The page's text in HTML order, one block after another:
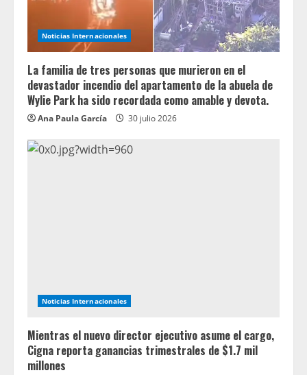
Noticias Internacionales
La familia de tres personas que murieron en el
devastador incendio del apartamento de la abuela de
Wylie Park ha sido recordada como amable y devota.
Ana Paula García 30 julio 2026
Noticias Internacionales
Mientras el nuevo director ejecutivo asume el cargo,
Cigna reporta ganancias trimestrales de $1.7 mil
millones